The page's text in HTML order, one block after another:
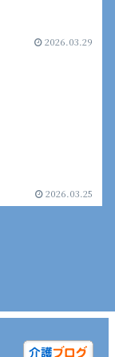
2026.03.29
2026.03.25